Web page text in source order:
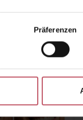
Präferenzen
Anzahl: Gib